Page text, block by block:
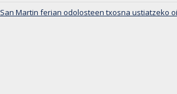
San Martin ferian odolosteen txosna ustiatzeko